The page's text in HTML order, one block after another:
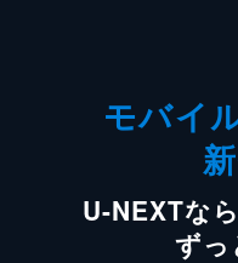
モバイ
U-NEXTな
ずっ